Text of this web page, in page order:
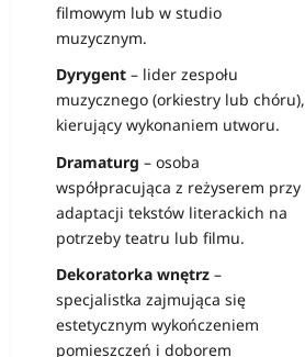
filmowym lub w studio
muzycznym.
Dyrygent – lider zespołu
muzycznego (orkiestry lub chóru),
kierujący wykonaniem utworu.
Dramaturg – osoba
współpracująca z reżyserem przy
adaptacji tekstów literackich na
potrzeby teatru lub filmu.
Dekoratorka wnętrz –
specjalistka zajmująca się
estetycznym wykończeniem
pomieszczeń i doborem